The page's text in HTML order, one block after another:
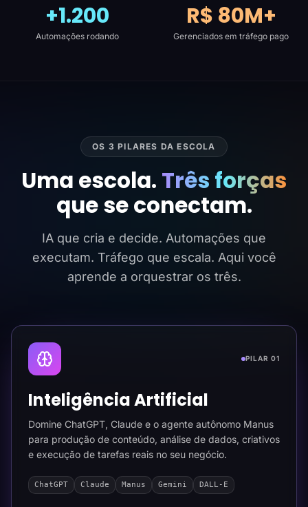
+1.200
Automações rodando
R$ 80M+
Gerenciados em tráfego pago
OS 3 PILARES DA ESCOLA
Uma escola. Três forças
que se conectam.
IA que cria e decide. Automações que
executam. Tráfego que escala. Aqui você
aprende a orquestrar os três.
PILAR 01
Inteligência Artificial
Domine ChatGPT, Claude e o agente autônomo Manus
para produção de conteúdo, análise de dados, criativos
e execução de tarefas reais no seu negócio.
ChatGPT Claude Manus Gemini DALL-E